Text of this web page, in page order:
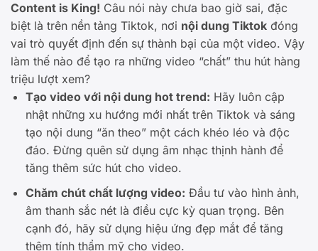
Content is King! Câu nói này chưa bao giờ sai, đặc
biệt là trên nền tảng Tiktok, nơi nội dung Tiktok đóng
vai trò quyết định đến sự thành bại của một video. Vậy
làm thế nào để tạo ra những video “chất” thu hút hàng
triệu lượt xem?
Tạo video với nội dung hot trend: Hãy luôn cập
nhật những xu hướng mới nhất trên Tiktok và sáng
tạo nội dung “ăn theo” một cách khéo léo và độc
đáo. Đừng quên sử dụng âm nhạc thịnh hành để
tăng thêm sức hút cho video.
Chăm chút chất lượng video: Đầu tư vào hình ảnh,
âm thanh sắc nét là điều cực kỳ quan trọng. Bên
cạnh đó, hãy sử dụng hiệu ứng đẹp mắt để tăng
thêm tính thẩm mỹ cho video.